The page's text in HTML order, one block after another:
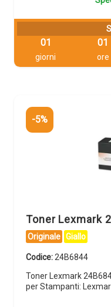
01
giorni
01
ore
-5%
Toner Lexmark
Originale Giallo
Codice: 24B6844
Toner Lexmark
per Stampanti: